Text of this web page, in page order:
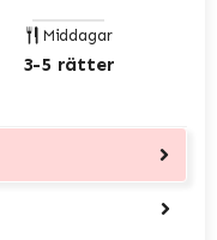
Middagar
3-5 rätter